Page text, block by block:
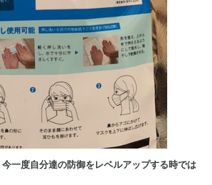
一度自分達の防御をレベルアップする時では